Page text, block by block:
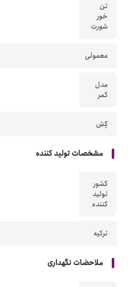
تن
خور
شورت
معمولی
مدل
کمر
کِش
مشخصات تولید کننده
کشور
تولید
کننده
ترکیه
ملاحضات نگهداری